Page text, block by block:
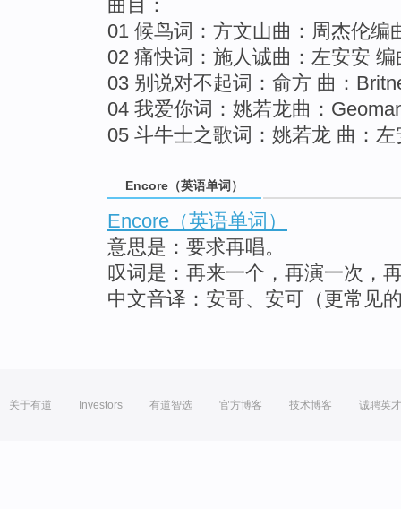
曲目：
01 候鸟词：方文山曲：周杰伦编
02 痛快词：施人诚曲：左安安 编
03 别说对不起词：俞方 曲：
04 我爱你词：姚若龙曲：
05 斗牛士之歌词：姚若龙 曲：左
Encore（英语单词）
Encore（英语单词）
意思是：要求再唱。
叹词是：再来一个，再演一次，
中文音译：安哥、安可（更常见
关于有道 Investors 有道智选 官方博客 技术博客 诚聘英才